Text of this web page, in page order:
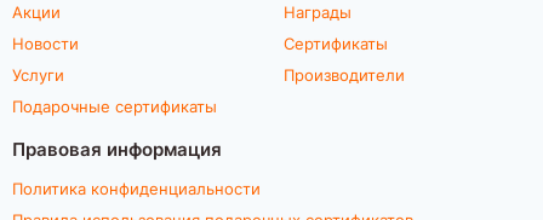
Акции
Новости
Услуги
Подарочные сертификаты
Награды
Сертификаты
Производители
Правовая информация
Политика конфиденциальности